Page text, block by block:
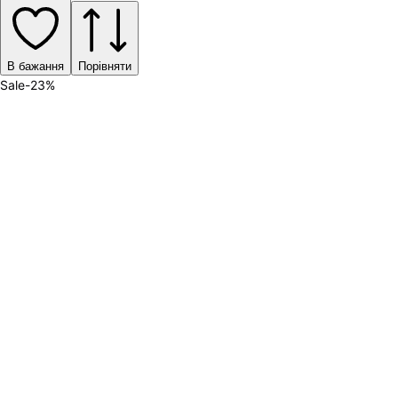
В бажання Порівняти
Sale-23%